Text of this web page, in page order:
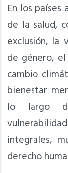
En los países
de la salud,
exclusión, la
de género,
cambio
bienestar
lo largo
integrales,
derecho